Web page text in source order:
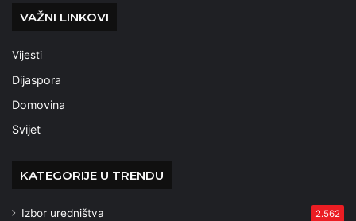
VAŽNI LINKOVI
Vijesti
Dijaspora
Domovina
Svijet
KATEGORIJE U TRENDU
Izbor uredništva 2.562